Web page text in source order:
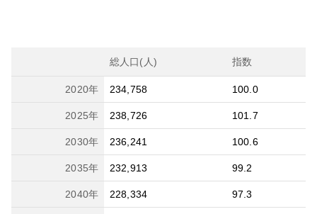
総人口(人) 指数
2020年 234,758 100.0
2025年 238,726 101.7
2030年 236,241 100.6
2035年 232,913 99.2
2040年 228,334 97.3